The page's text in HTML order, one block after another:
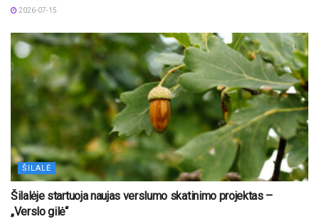
2026-07-15
ŠILALĖ
Šilalėje startuoja naujas verslumo skatinimo projektas –
„Verslo gilė“